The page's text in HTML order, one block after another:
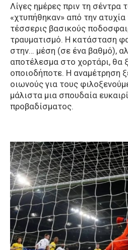
Λίγες ημέρες πριν τη σέντρα
«χτυπήθηκαν» από την
τέσσερις βασικούς
τραυματισμό. Η κατάσταση
στην… μέση (σε ένα βαθμό),
αποτέλεσμα στο χορτάρι, θα
οποιοδήποτε. Η αναμέτρηση
οιωνούς για τους
μάλιστα μια σπουδαία
προβαδίσματος.